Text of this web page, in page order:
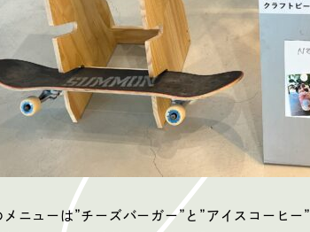
メニューは”チーズバーガー”と”アイスコーヒー”